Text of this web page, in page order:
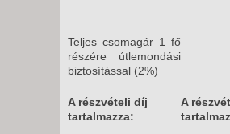
Teljes csomagár 1 fő
részére útlemondási
biztosítással (2%)
A részvételi díj
tartalmazza:
A